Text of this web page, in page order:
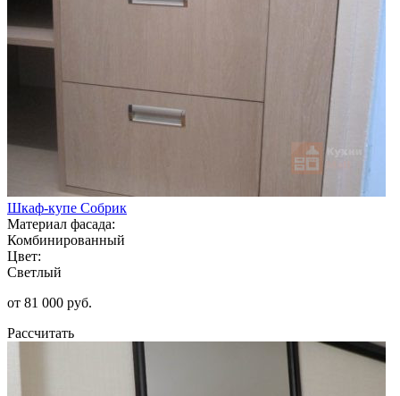
Шкаф-купе Собрик
Материал фасада:
Комбинированный
Цвет:
Светлый
от 81 000 руб.
Рассчитать